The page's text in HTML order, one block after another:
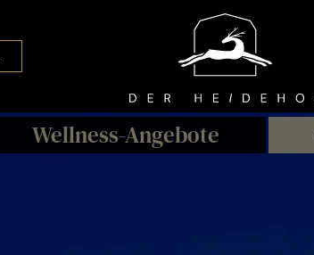
Wellness-Angebote